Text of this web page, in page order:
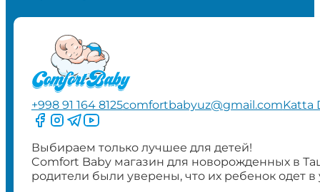
+998 91 164 8125comfortbabyuz@gmail.comKatta
Следите за нами на Facebook
Следите за нами в Instagram
Следите за нами в Telegram
Следите за нами в YouTube
Выбираем только лучшее для детей!
Comfort Baby магазин для новорожденных в
родители были уверены, что их ребенок одет